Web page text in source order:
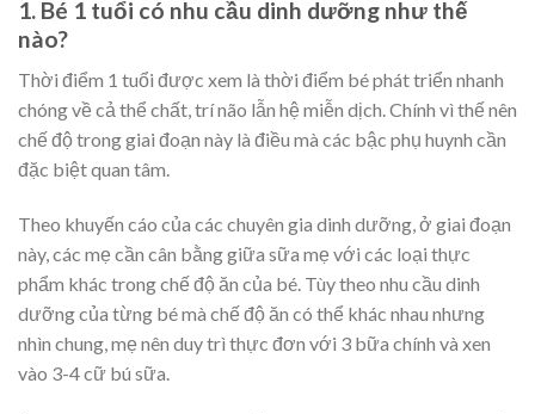
1. Bé 1 tuổi có nhu cầu dinh dưỡng như thế
nào?
Thời điểm 1 tuổi được xem là thời điểm bé phát triển nhanh
chóng về cả thể chất, trí não lẫn hệ miễn dịch. Chính vì thế nên
chế độ trong giai đoạn này là điều mà các bậc phụ huynh cần
đặc biệt quan tâm.
Theo khuyến cáo của các chuyên gia dinh dưỡng, ở giai đoạn
này, các mẹ cần cân bằng giữa sữa mẹ với các loại thực
phẩm khác trong chế độ ăn của bé. Tùy theo nhu cầu dinh
dưỡng của từng bé mà chế độ ăn có thể khác nhau nhưng
nhìn chung, mẹ nên duy trì thực đơn với 3 bữa chính và xen
vào 3-4 cữ bú sữa.